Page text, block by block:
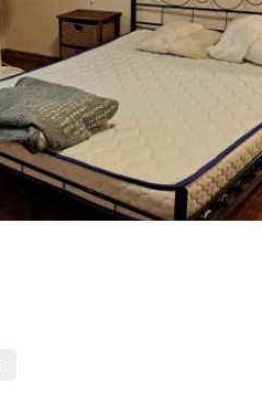
Huur:
450 €
Kosten:
50 €
Duur:
12 maanden
Domiciliëring:
Badkamer:
Keuken:
in de kamer
Oppervlakte:
80 m
2
Private kamers:
3